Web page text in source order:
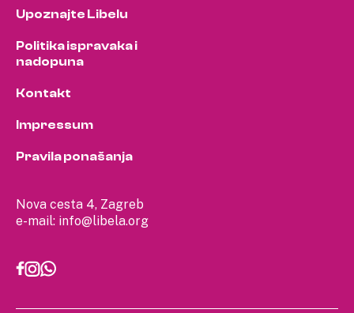
Nova cesta 4, Zagreb
e-mail: info@libela.org
Upoznajte Libelu
Politika ispravaka i
nadopuna
Kontakt
Impressum
Pravila ponašanja